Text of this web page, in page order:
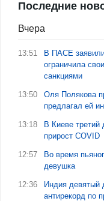
Последние
Вчера
13:51
В ПАСЕ
ограничила
санкциями
13:50
Оля Полякова
предлагал ей
13:18
В Киеве третий
прирост COVID
12:57
Во время
девушка
12:36
Индия девятый
антирекорд по